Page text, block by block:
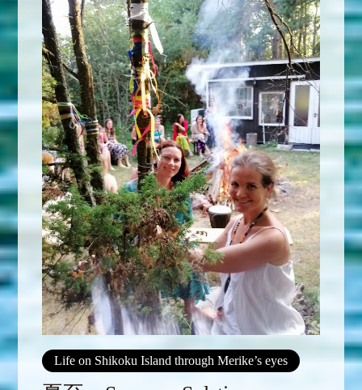
Life on Shikoku Island through Merike’s eyes